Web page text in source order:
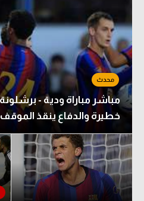
خطيرة والدفاع ينقذ الموقف